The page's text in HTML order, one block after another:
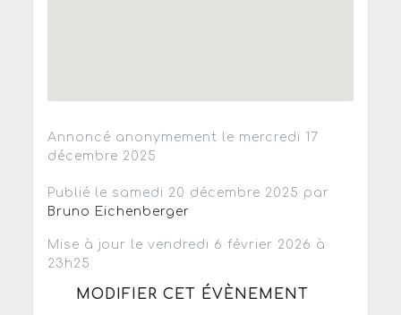
Annoncé anonymement le mercredi 17
décembre 2025
Publié le samedi 20 décembre 2025 par
Bruno Eichenberger
Mise à jour le vendredi 6 février 2026 à
23h25
MODIFIER CET ÉVÈNEMENT